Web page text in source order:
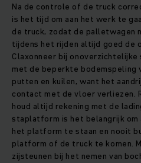
Na de controle of de truck
is het tijd om aan het werk te
de truck, zodat de palletwagen
tijdens het rijden altijd goed de
Claxonneer bij
met de beperkte bodemspeling
putten en kuilen, want het
contact met de vloer verliezen.
houd altijd rekening met de
staplatform is het belangrijk om
het platform te staan en nooit
platform of de truck te komen.
zijsteunen bij het nemen van